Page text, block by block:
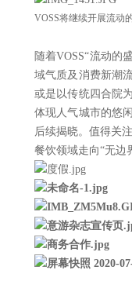
VOSS将继续开展流动
随着VOSS“流动的
域气质及消费新潮
或是以传统四合院
体现人气城市的悠
后续揭晓。值得关
餐饮领域走向“无边